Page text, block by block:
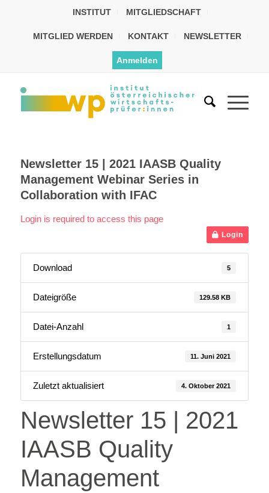
INSTITUT MITGLIEDSCHAFT
MITGLIED WERDEN KONTAKT NEWSLETTER
Anmelden
Newsletter 15 | 2021 IAASB Quality
Management Webinar Series in
Collaboration with IFAC
Login is required to access this page
Login
Download 5
Dateigröße 129.58 KB
Datei-Anzahl 1
Erstellungsdatum 11. Juni 2021
Zuletzt aktualisiert 4. Oktober 2021
Newsletter 15 | 2021
IAASB Quality
Management